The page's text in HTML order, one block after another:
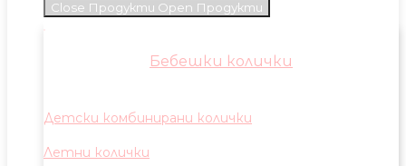
Close Продукти Open Продукти
Бебешки колички
Детски комбинирани колички
Летни колички